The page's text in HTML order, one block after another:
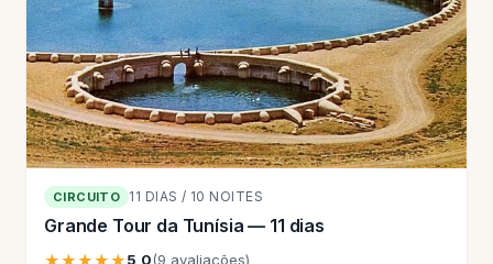
CIRCUITO 11 DIAS / 10 NOITES
Grande Tour da Tunísia — 11 dias
★★★★★5,0(9 avaliações)